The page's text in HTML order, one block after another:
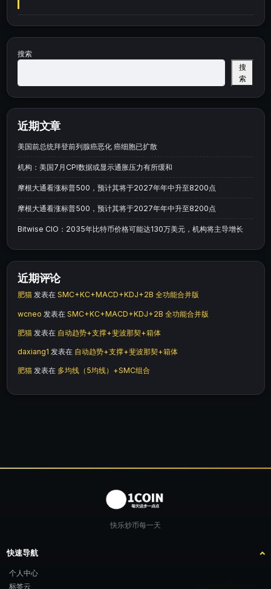
搜索
搜
索
近期文章
美国前总统拜登前列腺癌恶化 癌细胞已扩散
机构：美国7月CPI数据或显示通胀压力有所缓和
摩根大通看涨标普500，预计其将于2027年年中升至8200点
摩根大通看涨标普500，预计其将于2027年年中升至8200点
Bitwise CIO：2035年比特币价格可能达130万美元，机构将主导增长
近期评论
肥猫 发表在 SMC+KC+MACD+KDJ+2B 全功能合并版
wcneo 发表在 SMC+KC+MACD+KDJ+2B 全功能合并版
肥猫 发表在 自动趋势+支撑+斐波那契+箱体
daxiang1 发表在 自动趋势+支撑+斐波那契+箱体
肥猫 发表在 多均线（5均线）+SMC组合
快乐炒币每一天
快速导航
个人中心
标签云